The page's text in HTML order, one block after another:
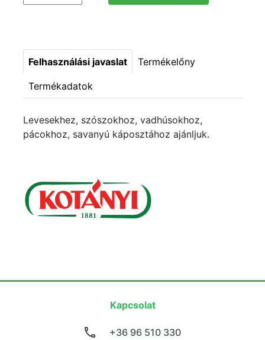
Felhasználási javaslat Termékelőny
Termékadatok
Levesekhez, szószokhoz, vadhúsokhoz,
pácokhoz, savanyú káposztához ajánljuk.
Kapcsolat
+36 96 510 330